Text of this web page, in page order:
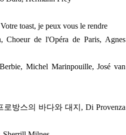
toast, je peux vous le rendre
de l'Opéra de Paris, Agnes
Michel Marinpouille, José van
방스의 바다와 대지, Di Provenza